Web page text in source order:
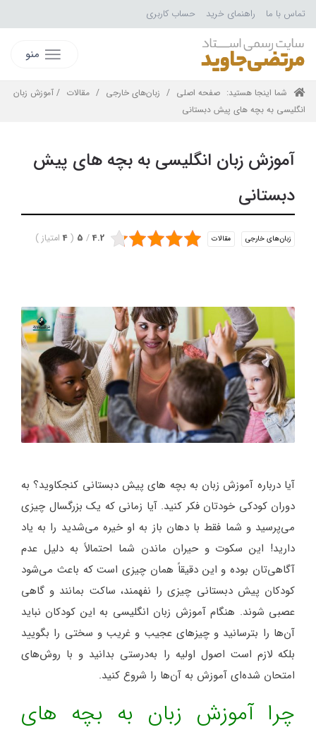
تماس با ما راهنمای خرید حساب کاربری
منو
شما اینجا هستید: صفحه اصلی / زبان‌های خارجی / مقالات / آموزش زبان
انگلیسی به بچه های پیش دبستانی
آموزش زبان انگلیسی به بچه های پیش
دبستانی
زبان‌های خارجی مقالات 4.2
/
5
(
4 امتیاز)
آیا درباره آموزش زبان به بچه‌ های پیش دبستانی کنجکاوید؟ به
دوران کودکی خودتان فکر کنید. آیا زمانی که یک بزرگسال چیزی
می‌پرسید و شما فقط با دهان باز به او خیره می‌شدید را به یاد
دارید! این سکوت و حیران ماندن شما احتمالاً به دلیل عدم
آگاهی‌تان بوده و این دقیقاً همان چیزی است که باعث می‌شود
کودکان پیش دبستانی چیزی را نفهمند، ساکت بمانند و گاهی
عصبی شوند. هنگام آموزش زبان انگلیسی به این کودکان نباید
آن‌ها را بترسانید و چیزهای عجیب و غریب و سختی را بگویید
بلکه لازم است اصول اولیه را به‌درستی بدانید و با روش‌های
امتحان شده‌ای آموزش به آن‌ها را شروع کنید.
چرا آموزش زبان به بچه های